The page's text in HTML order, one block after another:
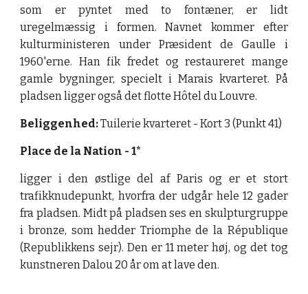
som er pyntet med to fontæner, er lidt
uregelmæssig i formen. Navnet kommer efter
kulturministeren under Præsident de Gaulle i
1960'erne. Han fik fredet og restaureret mange
gamle bygninger, specielt i Marais kvarteret. På
pladsen ligger også det flotte Hôtel du Louvre.
Beliggenhed:Tuilerie kvarteret - Kort 3 (Punkt 41)
Place de la Nation - 1*
ligger i den østlige del af Paris og er et stort
trafikknudepunkt, hvorfra der udgår hele 12 gader
fra pladsen. Midt på pladsen ses en skulpturgruppe
i bronze, som hedder Triomphe de la République
(Republikkens sejr). Den er 11 meter høj, og det tog
kunstneren Dalou 20 år om at lave den.